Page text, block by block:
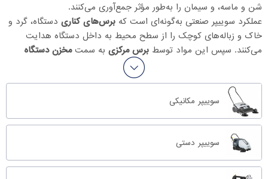
شن و ماسه، و سیمان را به‌طور مؤثر جمع‌آوری می‌کنند.
عملکرد سوییپر صنعتی به‌گونه‌ای است که برس‌های کناری دستگاه، گرد و
خاک و زباله‌های کوچک را از سطح محیط به داخل دستگاه هدایت
می‌کنند. سپس این مواد توسط برس مرکزی به سمتمخزن دستگاه
هدایت شده و در آنجا جمع‌آوری می‌شوند. این فرآیند باعث می‌شود که
قدرتمندترین ابزارها
محوطه‌های وسیع و سخت باشد.
با توجه به
افزایش تقاضاو
درمدل‌ها و ابعاد مختلفیتولید می‌شوند که هر کدام ویژگی‌ها و
قابلیت‌های خاص خود را دارند. این
دستگاهی متناسب با نیازهای خاص خود انتخاب کنند و از
بهره‌مند شوند. سوییپرهای صنعتی به‌طور کلی جایگزینروش‌های دستی و
سوییپر مکانیکی
سوییپر دستی